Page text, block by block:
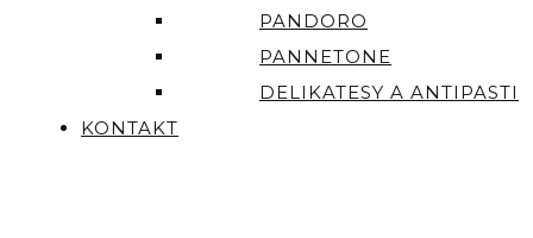
PANDORO
PANNETONE
DELIKATESY A ANTIPASTI
KONTAKT